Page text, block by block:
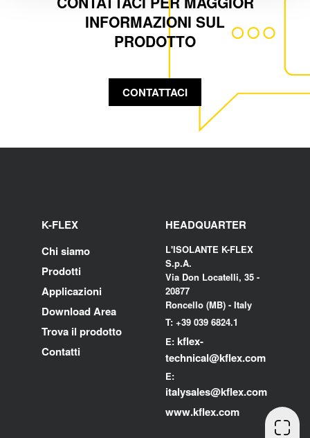
INFORMAZIONI SUL
PRODOTTO
CONTATTACI
K-FLEX
Chi siamo
Prodotti
Applicazioni
Download Area
Trova il prodotto
Contatti
HEADQUARTER
L'ISOLANTE K-FLEX
S.p.A.
Via Don Locatelli, 35 -
20877
Roncello (MB) - Italy
T: +39 039 6824.1
E: kflex-
technical@kflex.com
E:
italysales@kflex.com
www.kflex.com